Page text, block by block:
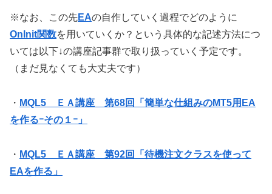
※なお、この先EAの自作していく過程でどのように
OnInit関数を用いていくか？という具体的な記述方法につ
いては以下↓の講座記事群で取り扱っていく予定です。
（まだ見なくても大丈夫です）
・ MQL5 ＥＡ講座 第68回「簡単な仕組みのMT5用EA
を作るｰその１ｰ」
・ MQL5 ＥＡ講座 第92回「待機注文クラスを使って
EAを作る」